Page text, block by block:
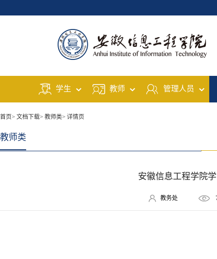
学生 教师 管理人员
首页> 文档下载> 教师类> 详情页
教师类
安徽信息工程学院
教务处